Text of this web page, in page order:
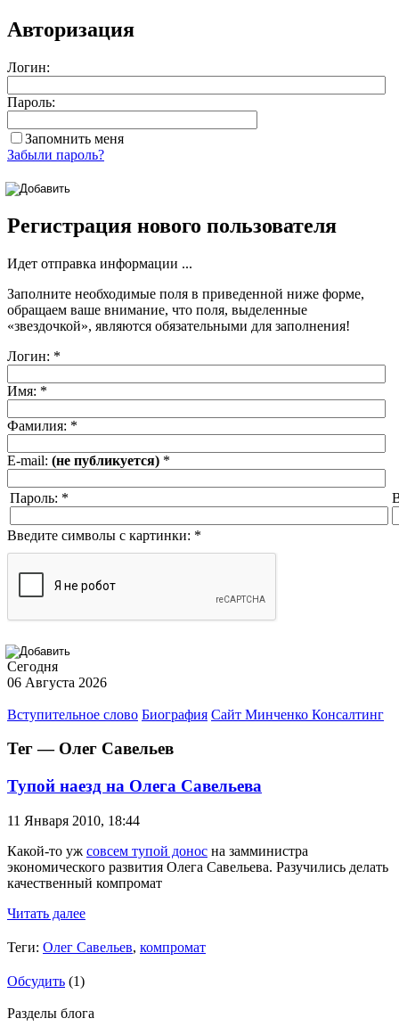
Авторизация
Логин:
Пароль:
Запомнить меня
Забыли пароль?
Регистрация нового пользователя
Идет отправка информации ...
Заполните необходимые поля в приведенной ниже форме,
обращаем ваше внимание, что поля, выделенные
«звездочкой», являются обязательными для заполнения!
Логин: *
Имя: *
Фамилия: *
E-mail: (не публикуется) *
Пароль: *
Введите символы с картинки: *
Сегодня
06 Августа 2026
Вступительное слово Биография Сайт Минченко Консалтинг
Тег — Олег Савельев
Тупой наезд на Олега Савельева
11 Января 2010, 18:44
Какой-то уж совсем тупой донос на замминистра
экономического развития Олега Савельева. Разучились делать
качественный компромат
Читать далее
Теги: Олег Савельев, компромат
Обсудить (1)
Разделы блога